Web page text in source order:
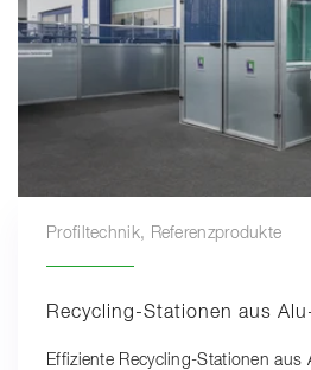
Profiltechnik, Referenzprodukte
Recycling-Stationen aus
Effiziente Recycling-Stationen aus